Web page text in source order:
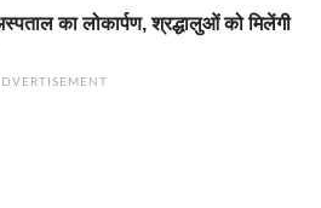
का लोकार्पण, श्रद्धालुओं को मिलेंगी